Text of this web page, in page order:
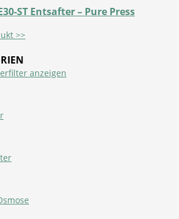
ST Entsafter – Pure Press
>>
anzeigen